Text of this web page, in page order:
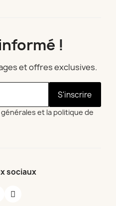
!
et offres exclusives.
S'inscrire
et la politique de
sociaux